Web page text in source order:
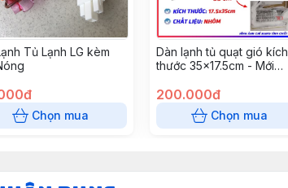
Tủ Lạnh LG kèm
Chọn mua
Dàn lạnh tủ quạt gió kích
thước 35x17.5cm - Mới
200.000đ
Chọn mua